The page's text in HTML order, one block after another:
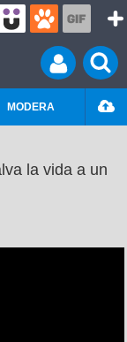
MODERA
la vida a un